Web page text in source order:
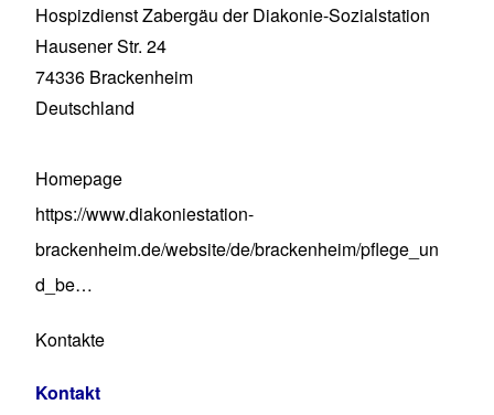
Hospizdienst Zabergäu der Diakonie-Sozialstation
Hausener Str. 24
74336 Brackenheim
Deutschland
Homepage
https://www.diakoniestation-
brackenheim.de/website/de/brackenheim/pflege_un
d_be…
Kontakte
Kontakt